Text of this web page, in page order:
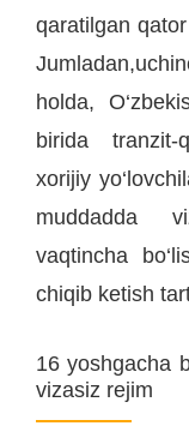
qaratilgan
holda,
birida tranzit-
xorijiy
muddadda
vaqtincha
chiqib ketish
16 yoshgacha
vizasiz rejim